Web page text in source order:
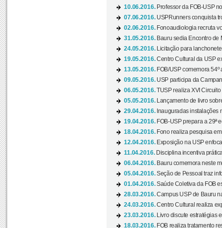
10.06.2016. Professor da FOB-USP
07.06.2016. USPRunners conquista
02.06.2016. Fonoaudiologia recruta
31.05.2016. Bauru sedia Encontro de
24.05.2016.
Licitação para
19.05.2016.Centro Cultural da USP
13.05.2016. FOB/USP comemora
09.05.2016. USP participa da
06.05.2016.TUSP realiza XVI Circuito
05.05.2016.
Lançamento de livro
29.04.2016. Inauguradas instalações
19.04.2016. FOB-USP prepara a 29ª
18.04.2016. Fono realiza pesquisa
12.04.2016. Exposição na USP
11.04.2016. Disciplina incentiva
06.04.2016. Bauru comemora neste
05.04.2016.Seção de Pessoal traz
01.04.2016.Saúde Coletiva da FOB
28.03.2016.Campus USP de Bauru
24.03.2016.Centro Cultural realiza
23.03.2016.
Livro discute estratégias
18.03.2016. FOB realiza tratamento